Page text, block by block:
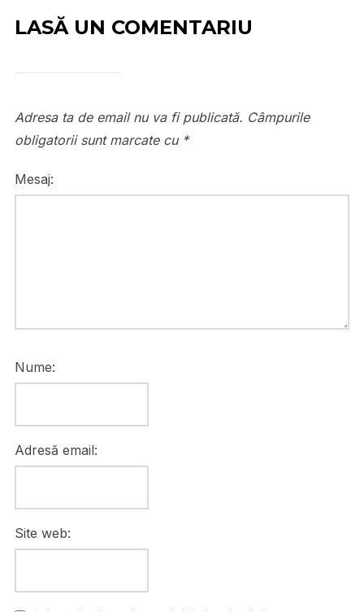
LASĂ UN COMENTARIU
Adresa ta de email nu va fi publicată. Câmpurile
obligatorii sunt marcate cu *
Mesaj:
Nume:
Adresă email:
Site web: